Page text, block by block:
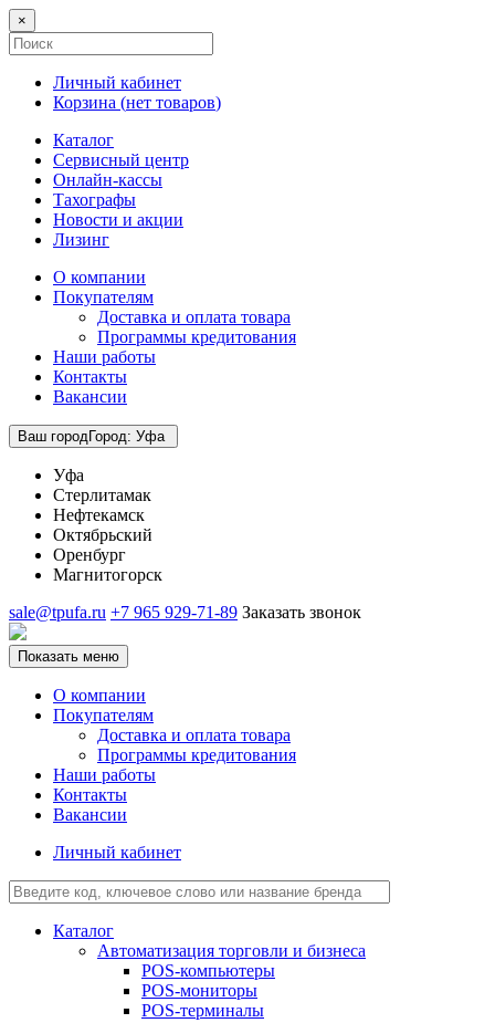
×
Личный кабинет
Корзина (нет товаров)
Каталог
Сервисный центр
Онлайн-кассы
Тахографы
Новости и акции
Лизинг
О компании
Покупателям
Доставка и оплата товара
Программы кредитования
Наши работы
Контакты
Вакансии
Ваш городГород: Уфа
Уфа
Стерлитамак
Нефтекамск
Октябрьский
Оренбург
Магнитогорск
sale@tpufa.ru +7 965 929-71-89 Заказать звонок
Показать меню
О компании
Покупателям
Доставка и оплата товара
Программы кредитования
Наши работы
Контакты
Вакансии
Личный кабинет
Каталог
Автоматизация торговли и бизнеса
POS-компьютеры
POS-мониторы
POS-терминалы